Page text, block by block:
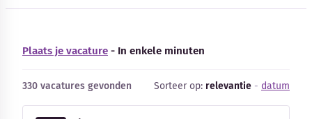
Plaats je vacature - In enkele minuten
330 vacatures gevonden Sorteer op: relevantie - datum